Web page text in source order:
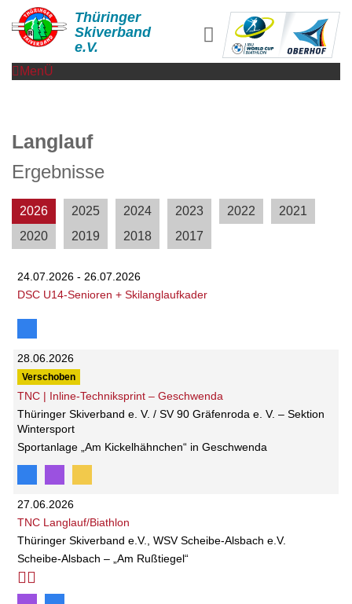
Thüringer
Skiverband
e.V.
MenÜ
Langlauf
Ergebnisse
2026 2025 2024 2023 2022
2021
2020
2019 2018 2017
24.07.2026 - 26.07.2026
DSC U14-Senioren + Skilanglaufkader
28.06.2026
Verschoben
TNC | Inline-Techniksprint – Geschwenda
Thüringer Skiverband e. V. / SV 90 Gräfenroda e. V. – Sektion
Wintersport
Sportanlage „Am Kickelhähnchen“ in Geschwenda
27.06.2026
TNC Langlauf/Biathlon
Thüringer Skiverband e.V., WSV Scheibe-Alsbach e.V.
Scheibe-Alsbach – „Am Rußtiegel“